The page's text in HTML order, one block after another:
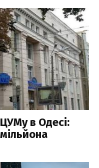
в Одесі: